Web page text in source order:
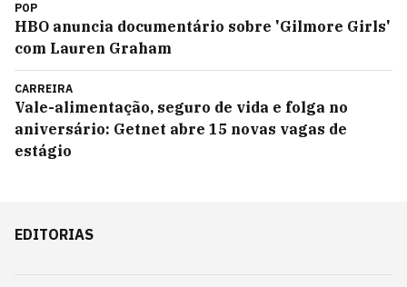
POP
HBO anuncia documentário sobre 'Gilmore Girls'
com Lauren Graham
CARREIRA
Vale-alimentação, seguro de vida e folga no
aniversário: Getnet abre 15 novas vagas de
estágio
EDITORIAS